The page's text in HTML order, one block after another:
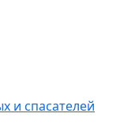
и спасателей